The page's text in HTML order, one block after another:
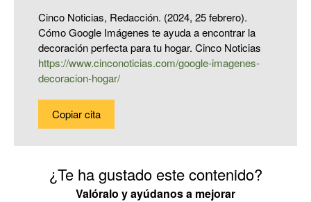
Cinco Noticias, Redacción. (2024, 25 febrero).
Cómo Google Imágenes te ayuda a encontrar la
decoración perfecta para tu hogar. Cinco Noticias
https://www.cinconoticias.com/google-imagenes-
decoracion-hogar/
Copiar cita
¿Te ha gustado este contenido?
Valóralo y ayúdanos a mejorar